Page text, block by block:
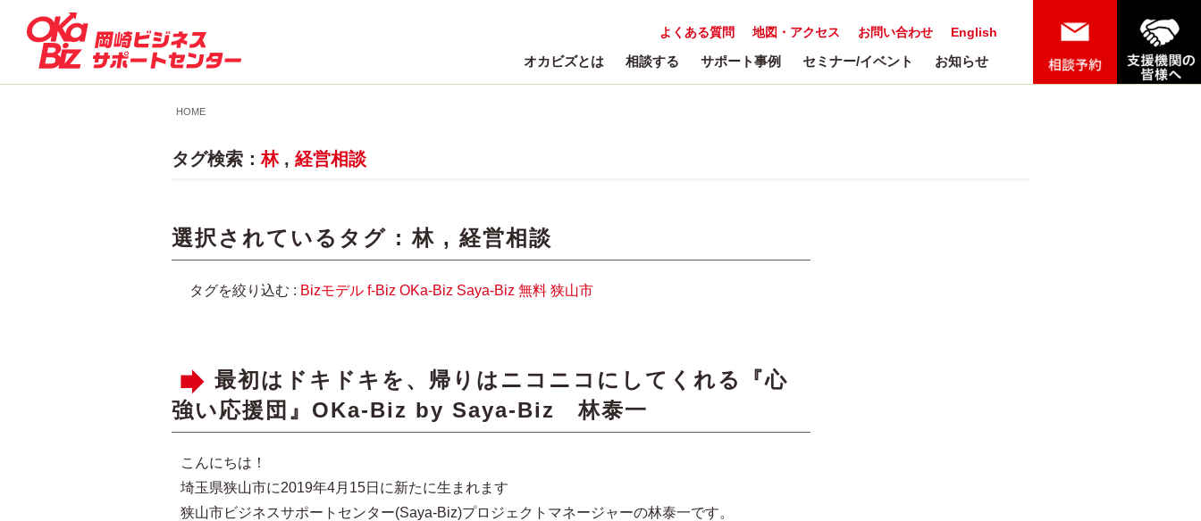
English
お問い合わせ
地図・アクセス
よくある質問
オカビズとは 相談する サポート事例 セミナー/イベント お知らせ
HOME
タグ検索：林, 経営相談
選択されているタグ :林 , 経営相談
タグを絞り込む : Bizモデル f-Biz OKa-Biz Saya-Biz 無料 狭山市
最初はドキドキを、帰りはニコニコにしてくれる『心
強い応援団』OKa-Biz by Saya-Biz 林泰一
こんにちは！
埼玉県狭山市に2019年4月15日に新たに生まれます
狭山市ビジネスサポートセンター(Saya-Biz)プロジェクトマネージャーの林泰一です。